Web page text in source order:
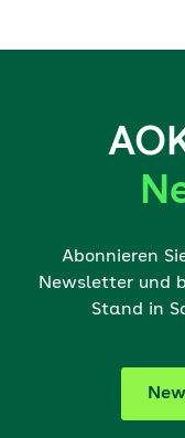
Abonnieren
Newsletter und
Stand in